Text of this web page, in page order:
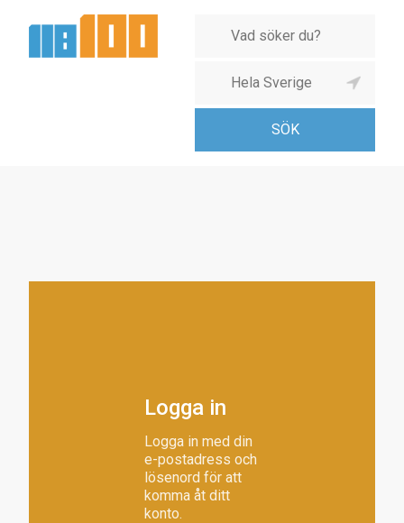
Logga in
Logga in med din
e-postadress och
lösenord för att
komma åt ditt
konto.